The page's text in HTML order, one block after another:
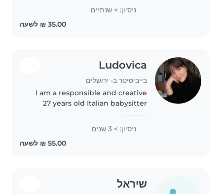
ניסיון: > שנתיים
Ludovica
בייביסיטר ב- ירושלים
I am a responsible and creative
27 years old Italian babysitter
and teenagers in my country. I'm
ניסיון: > 3 שנים
שיראל